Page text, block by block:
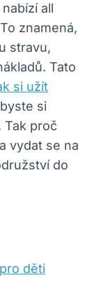
all
znamená,
stravu,
Tato
si užít
si
Tak proč
vydat se na
do
děti